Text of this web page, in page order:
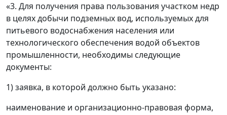
«3. Для получения права пользования участком недр
в целях добычи подземных вод, используемых для
питьевого водоснабжения населения или
технологического обеспечения водой объектов
промышленности, необходимы следующие
документы:
1) заявка, в которой должно быть указано:
наименование и организационно-правовая форма,